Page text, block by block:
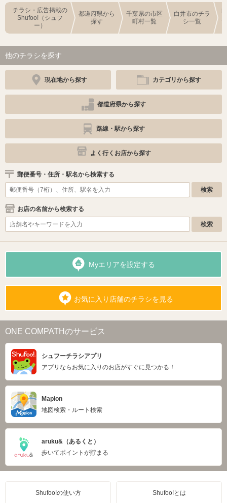
チラシ・広告掲載の
Shufoo!（シュフ
ー）
都道府県から
探す
千葉県の市区
町村一覧
白井市のチラ
シ一覧
他のチラシを探す
現在地から探す カテゴリから探す
都道府県から探す
路線・駅から探す
よく行くお店から探す
郵便番号・住所・駅名から検索する
お店の名前から検索する
Myエリアを設定する
お気に入り店舗のチラシを見る
ONE COMPATHのサービス
シュフーチラシアプリ
アプリならお気に入りのお店がすぐに見つかる！
Mapion
地図検索・ルート検索
aruku&（あるくと）
歩いてポイントが貯まる
Shufoo!の使い方 Shufoo!とは